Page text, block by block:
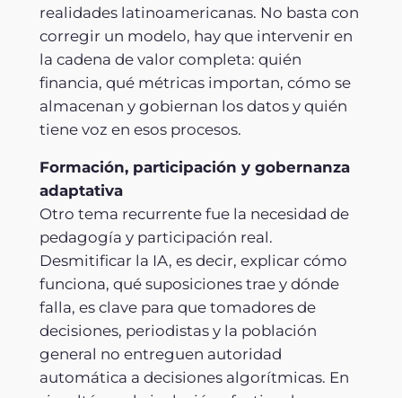
realidades latinoamericanas. No basta con
corregir un modelo, hay que intervenir en
la cadena de valor completa: quién
financia, qué métricas importan, cómo se
almacenan y gobiernan los datos y quién
tiene voz en esos procesos.
Formación, participación y gobernanza
adaptativa
Otro tema recurrente fue la necesidad de
pedagogía y participación real.
Desmitificar la IA, es decir, explicar cómo
funciona, qué suposiciones trae y dónde
falla, es clave para que tomadores de
decisiones, periodistas y la población
general no entreguen autoridad
automática a decisiones algorítmicas. En